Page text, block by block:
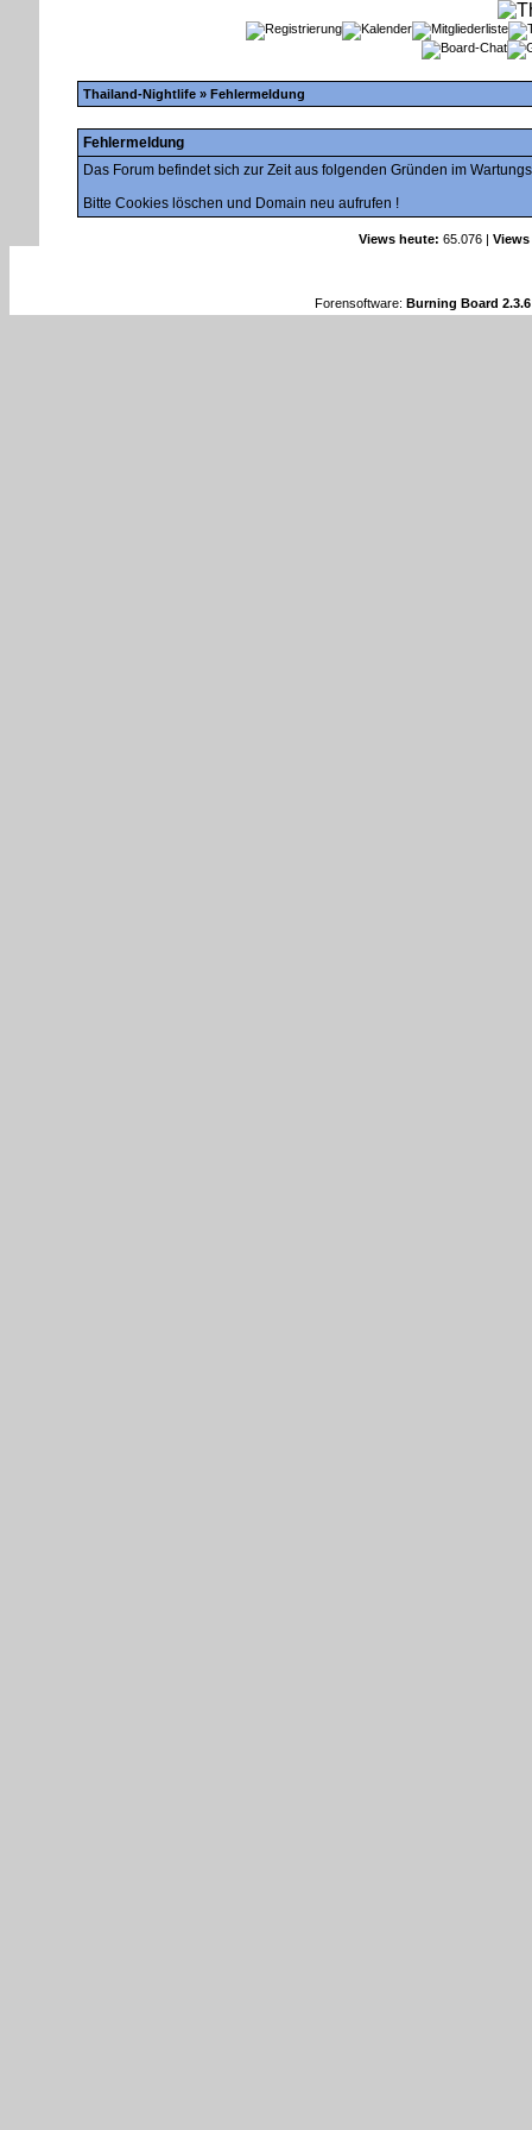
Thailand-Nightlife » Fehlermeldung
Fehlermeldung
Das Forum befindet sich zur Zeit aus folgenden Gründen im
Bitte Cookies löschen und Domain neu aufrufen !
Views heute: 65.076 |
Forensoftware: Burning Board 2.3.6